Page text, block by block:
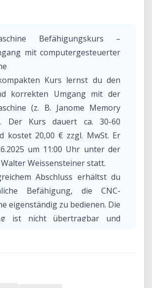
Befähigungskurs –
mit computergesteuerter
Kurs lernst du den
korrekten Umgang mit der
(z. B. Janome Memory
Der Kurs dauert ca. 30-60
kostet 20,00 € zzgl. MwSt. Er
um 11:00 Uhr unter der
Weissensteiner statt.
Abschluss erhältst du
Befähigung, die CNC-
eigenständig zu bedienen. Die
ist nicht übertragbar und
finden, kann sich der